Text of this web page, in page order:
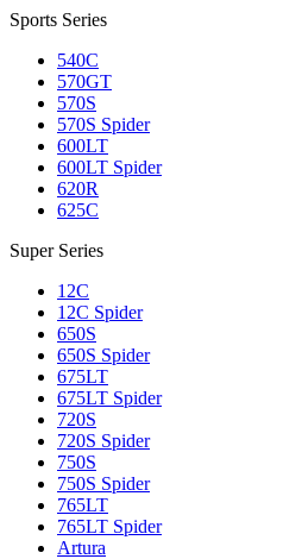
Sports Series
540C
570GT
570S
570S Spider
600LT
600LT Spider
620R
625C
Super Series
12C
12C Spider
650S
650S Spider
675LT
675LT Spider
720S
720S Spider
750S
750S Spider
765LT
765LT Spider
Artura